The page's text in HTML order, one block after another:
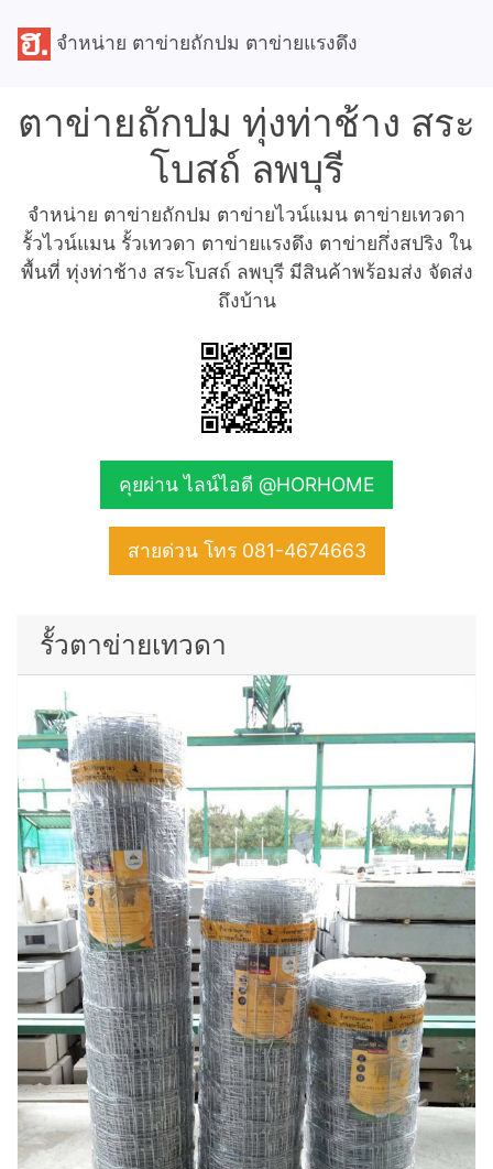
จำหน่าย ตาข่ายถักปม ตาข่ายแรงดึง
ตาข่ายถักปม ทุ่งท่าช้าง สระ
โบสถ์ ลพบุรี
จำหน่าย ตาข่ายถักปม ตาข่ายไวน์แมน ตาข่ายเทวดา
รั้วไวน์แมน รั้วเทวดา ตาข่ายแรงดึง ตาข่ายกึ่งสปริง ใน
พื้นที่ ทุ่งท่าช้าง สระโบสถ์ ลพบุรี มีสินค้าพร้อมส่ง จัดส่ง
ถึงบ้าน
คุยผ่าน ไลน์ไอดี @HORHOME
สายด่วน โทร 081-4674663
รั้วตาข่ายเทวดา